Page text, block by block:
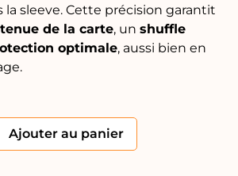
sleeve. Cette précision garantit
de la carte, un shuffle
optimale, aussi bien en
Ajouter au panier